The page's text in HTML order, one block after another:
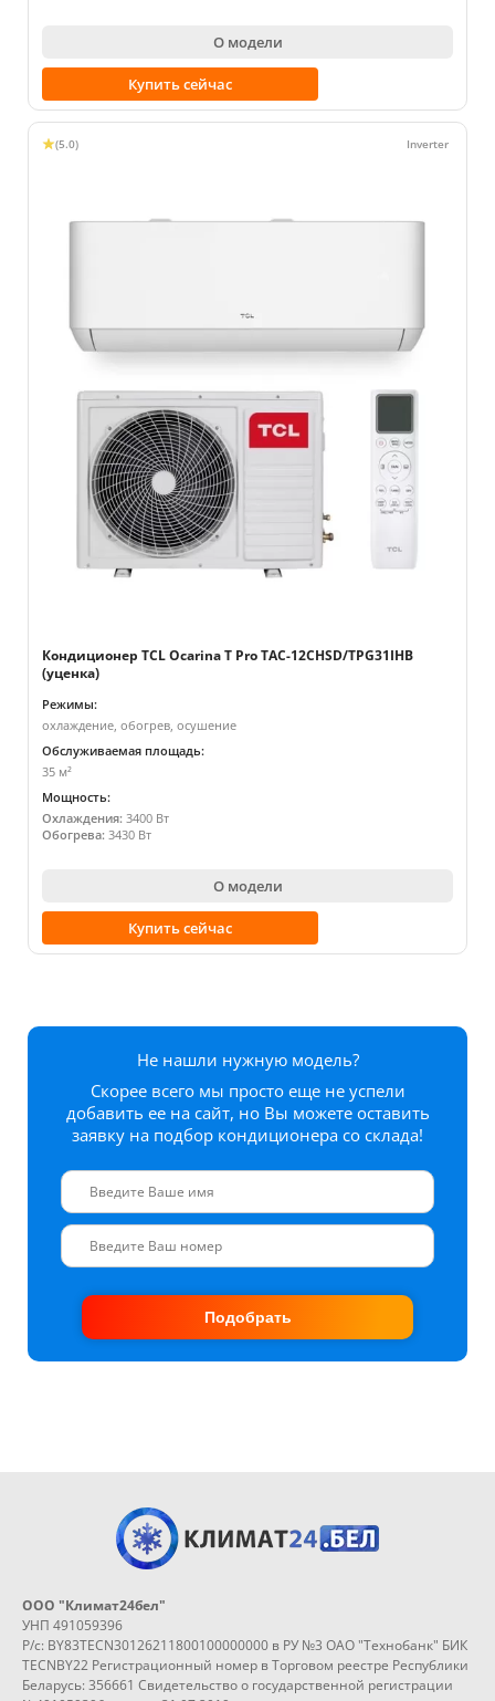
О модели
Купить сейчас
(5.0)
Кондиционер TCL Ocarina T Pro TAC-12CHSD/TPG31IHB
(уценка)
Режимы:
охлаждение, обогрев, осушение
Обслуживаемая площадь:
35 м²
Мощность:
Охлаждения: 3400 Вт
Обогрева: 3430 Вт
О модели
Купить сейчас
Не нашли нужную модель?
Скорее всего мы просто еще не успели
добавить ее на сайт, но Вы можете оставить
заявку на подбор кондиционера со склада!
Подобрать
ООО "Климат24бел"
УНП 491059396
Р/с: BY83TECN30126211800100000000 в РУ №3 ОАО "Технобанк" БИК
TECNBY22 Регистрационный номер в Торговом реестре Республики
Беларусь: 356661 Свидетельство о государственной регистрации